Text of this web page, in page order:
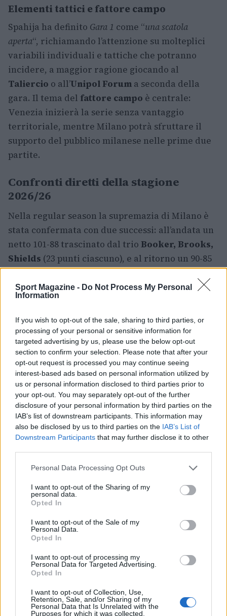
Sport Magazine - Do Not Process My Personal
Information
If you wish to opt-out of the sale, sharing to third parties, or
processing of your personal or sensitive information for
targeted advertising by us, please use the below opt-out
section to confirm your selection. Please note that after your
opt-out request is processed you may continue seeing
interest-based ads based on personal information utilized by
us or personal information disclosed to third parties prior to
your opt-out. You may separately opt-out of the further
disclosure of your personal information by third parties on the
IAB’s list of downstream participants. This information may
also be disclosed by us to third parties on the IAB’s List of
Downstream Participants that may further disclose it to other
Please note that this website/app uses one or more Google
not limited to your visit or usage behaviour. You may click to
grant or deny consent to Google and its third-party tags to
use your data for below specified purposes in below Google
consent section.
Personal Data Processing Opt Outs
I want to opt-out of the Sharing of my
personal data.
Opted In
I want to opt-out of the Sale of my
Personal Data.
Opted In
I want to opt-out of processing my
Personal Data for Targeted Advertising.
Opted In
I want to opt-out of Collection, Use,
Retention, Sale, and/or Sharing of my
Personal Data that Is Unrelated with the
Purposes for which it was collected.
Elementi tattici e fattore campo
Spahija ha definito Gara 1 come “una scatola
aperta“, richiamando l’attenzione su molteplici
variabili individuali e tattiche che potranno
incidere, a maggior ragione giocando al
Taliercio o all’Unipol Forum a seconda della
gara. Il tema del fattore campo è centrale:
Venezia inizierà la serie senza vantaggio
territoriale, mentre Milano potrà sfruttare il
supporto del pubblico milanese nelle prime due
partite.
Confronti diretti della stagione
2026/26
Nella regular season la supremazia di Milano è
stata confermata con due successi: all’andata un
netto 101-88 trascinato dal trio Booker, Brooks,
Shields (23 punti ciascuno), e al ritorno un 90-85
alTalierciononostante la prestazione da 29 punti
diRJ Colee i 16 punti diParks. Questi risultati
hanno contribuito a blindare il terzo posto per
l’Olimpia nella classifica finale della stagione
regolare.
Con la palla a due imminente, la serie promette
di mettere in luce sia la profondità di Milano sia
la capacità della Reyer di far emergere il gruppo
nei momenti decisivi: una finale che mescola
storia, numeri e tensione tattica, con tutte le
carte sul tavolo per una sfida equilibrata e
spettacolare.
Francesca Lombardi
Francesca Lombardi, fiorentina, prese appunti
da allora firma approfondimenti sui motori. In
redazione sostiene un approccio metodico
cronaca' e conserva i fogli di appunti del
debutto tecnico in autodromo.